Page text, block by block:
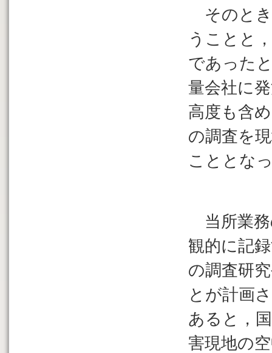
そのとき
うことと
であった
量会社に
高度も含
の調査を
こととな
当所業務
観的に記
の調査研
とが計画
あると，
害現地の